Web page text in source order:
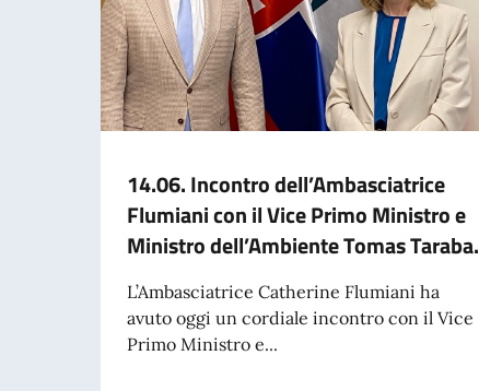
14.06. Incontro dell’Ambasciatrice
Flumiani con il Vice Primo Ministro e
Ministro dell’Ambiente Tomas Taraba.
L’Ambasciatrice Catherine Flumiani ha
avuto oggi un cordiale incontro con il Vice
Primo Ministro e...